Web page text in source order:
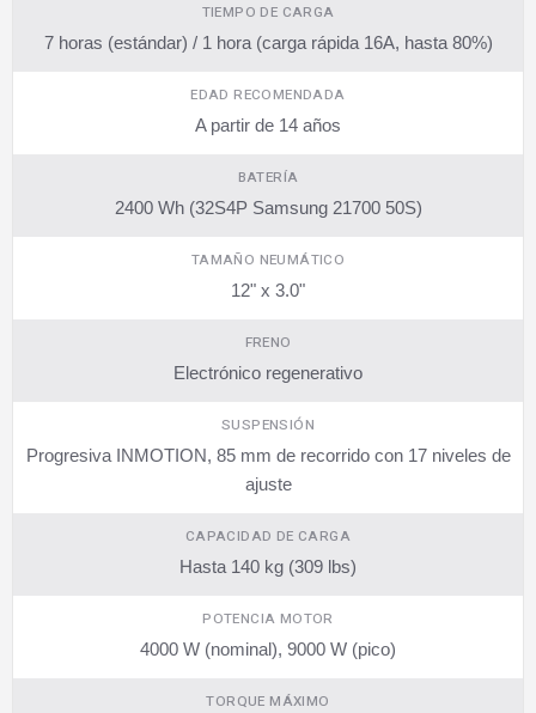
TIEMPO DE CARGA
7 horas (estándar) / 1 hora (carga rápida 16A, hasta 80%)
EDAD RECOMENDADA
A partir de 14 años
BATERÍA
2400 Wh (32S4P Samsung 21700 50S)
TAMAÑO NEUMÁTICO
12" x 3.0"
FRENO
Electrónico regenerativo
SUSPENSIÓN
Progresiva INMOTION, 85 mm de recorrido con 17 niveles de
ajuste
CAPACIDAD DE CARGA
Hasta 140 kg (309 lbs)
POTENCIA MOTOR
4000 W (nominal), 9000 W (pico)
TORQUE MÁXIMO